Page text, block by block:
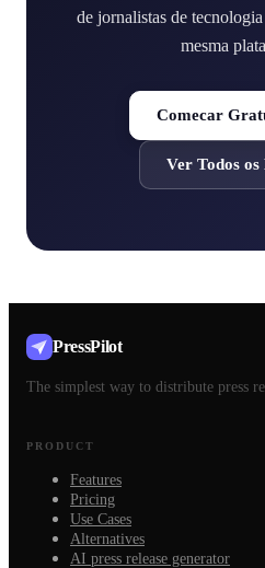
de jornalistas de
mesma
Comecar
Ver Todos os
PressPilot
The simplest way to distribute press
PRODUCT
Features
Pricing
Use Cases
Alternatives
AI press release generator